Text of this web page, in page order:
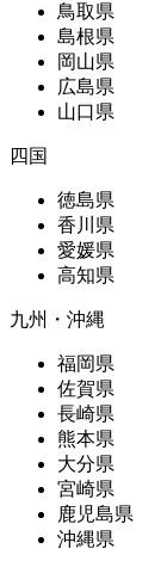
鳥取県
島根県
岡山県
広島県
山口県
四国
徳島県
香川県
愛媛県
高知県
九州・沖縄
福岡県
佐賀県
長崎県
熊本県
大分県
宮崎県
鹿児島県
沖縄県